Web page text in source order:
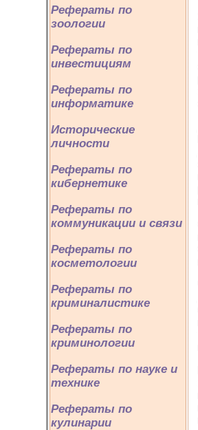
Рефераты по
зоологии
Рефераты по
инвестициям
Рефераты по
информатике
Исторические
личности
Рефераты по
кибернетике
Рефераты по
коммуникации и связи
Рефераты по
косметологии
Рефераты по
криминалистике
Рефераты по
криминологии
Рефераты по науке и
технике
Рефераты по
кулинарии